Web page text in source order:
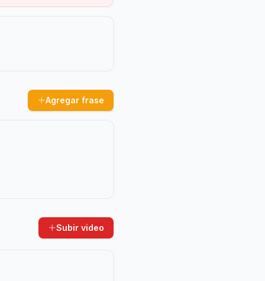
Agregar frase
Subir video